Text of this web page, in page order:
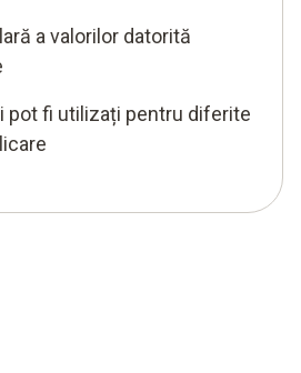
a valorilor datorită
pot fi utilizați pentru diferite